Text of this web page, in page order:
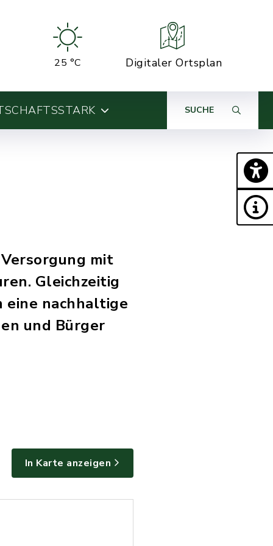
25 °C Digitaler Ortsplan
SUCHE
mit
Gleichzeitig
nachhaltige
und Bürger
In Karte anzeigen